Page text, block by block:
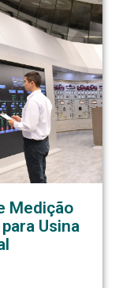
Medição
Usina